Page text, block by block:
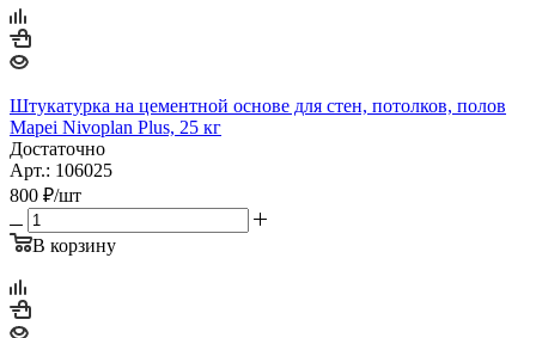
Штукатурка на цементной основе для стен, потолков, полов
Mapei Nivoplan Plus, 25 кг
Достаточно
Арт.: 106025
800 ₽/шт
В корзину